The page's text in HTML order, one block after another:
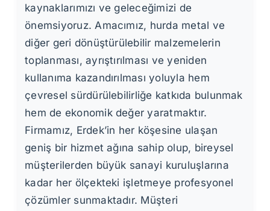
kaynaklarımızı ve geleceğimizi de
önemsiyoruz. Amacımız, hurda metal ve
diğer geri dönüştürülebilir malzemelerin
toplanması, ayrıştırılması ve yeniden
kullanıma kazandırılması yoluyla hem
çevresel sürdürülebilirliğe katkıda bulunmak
hem de ekonomik değer yaratmaktır.
Firmamız, Erdek’in her köşesine ulaşan
geniş bir hizmet ağına sahip olup, bireysel
müşterilerden büyük sanayi kuruluşlarına
kadar her ölçekteki işletmeye profesyonel
çözümler sunmaktadır. Müşteri